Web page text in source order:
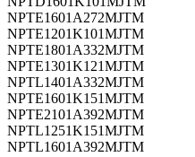
NPTE1601A272MJTM
NPTE1201K101MJTM
NPTE1801A332MJTM
NPTE1301K121MJTM
NPTL1401A332MJTM
NPTE1601K151MJTM
NPTE2101A392MJTM
NPTL1251K151MJTM
NPTL1601A392MJTM